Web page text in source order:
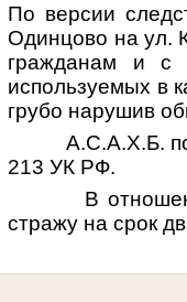
По версии
Одинцово на ул.
гражданам и с
используемых в
грубо нарушив
А.С.А.Х.Б.
213 УК РФ.
В отношении
стражу на срок